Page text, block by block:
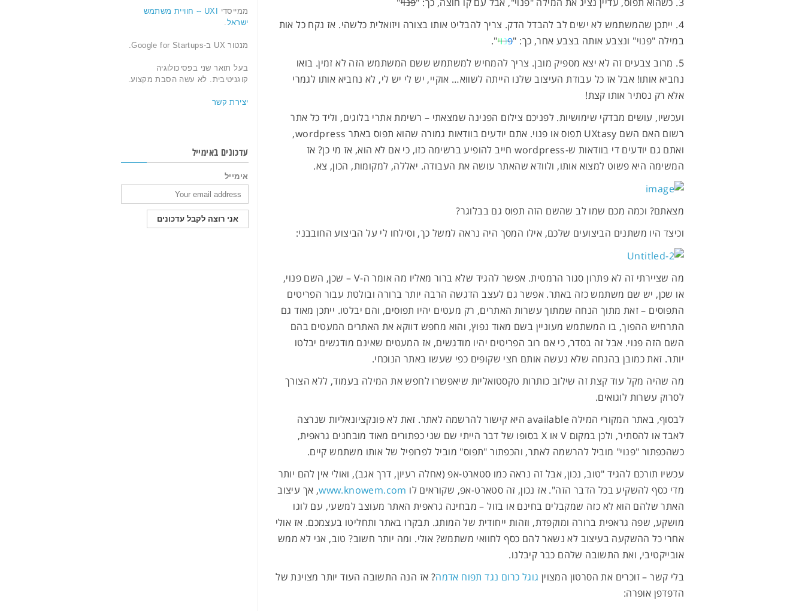
4. ייתכן שהמשתמש לא ישים לב להבדל הדק. צריך להבליט אותו בצורה ויזואלית כלשהי. אז נקח כל אות
במילה "פנוי" ונצבע אותה בצבע אחר, כך: "פנוי".
5. מרוב צבעים זה לא יצא מספיק מובן. צריך להמחיש למשתמש ששם המשתמש הזה לא זמין. בואו
נחביא אותו! אבל אז כל עבודת העיצוב שלנו הייתה לשווא… אוקיי, יש לי יש לי, לא נחביא אותו לגמרי
אלא רק נסתיר אותו קצת!
ועכשיו, עושים מבדקי שימושיות. לפניכם צילום הפנינה שמצאתי – רשימת אתרי בלוגים, וליד כל אתר
רשום האם השם UXtasy תפוס או פנוי. אתם יודעים בוודאות גמורה שהוא תפוס באתר wordpress,
ואתם גם יודעים די בוודאות ש-wordpress חייב להופיע ברשימה כזו, כי אם לא הוא, אז מי כן? אז
המשימה היא פשוט למצוא אותו, ולוודא שהאתר עושה את העבודה. יאללה, למקומות, הכון, צא.
מצאתם? וכמה מכם שמו לב שהשם הזה תפוס גם בבלוגר?
וכיצד היו משתנים הביצועים שלכם, אילו המסך היה נראה למשל כך, וסילחו לי על הביצוע החובבני:
מה שציירתי זה לא פתרון סגור הרמטית. אפשר להגיד שלא ברור מאליו מה אומר ה-V – שכן, השם פנוי,
או שכן, יש שם משתמש כזה באתר. אפשר גם לעצב הדגשה הרבה יותר ברורה ובולטת עבור הפריטים
התפוסים – זאת מתוך הנחה שמתוך עשרות האתרים, רק מעטים יהיו תפוסים, והם יבלטו. ייתכן מאוד גם
התרחיש ההפוך, בו המשתמש מעוניין בשם מאוד נפוץ, והוא מחפש דווקא את האתרים המעטים בהם
השם הזה פנוי. אבל זה בסדר, כי אם רוב הפריטים יהיו מודגשים, אז המעטים שאינם מודגשים יבלטו
יותר. זאת כמובן בהנחה שלא נעשה אותם חצי שקופים כפי שעשו באתר הנוכחי.
מה שהיה מקל עוד קצת זה שילוב כותרות טקסטואליות שיאפשרו לחפש את המילה בעמוד, ללא הצורך
לסרוק עשרות לוגואים.
לבסוף, באתר המקורי המילה available היא קישור להרשמה לאתר. זאת לא פונקציונאליות שנרצה
לאבד או להסתיר, ולכן במקום V או X בסופו של דבר הייתי שם שני כפתורים מאוד מובחנים גראפית,
כשהכפתור "פנוי" מוביל להרשמה לאתר, והכפתור "תפוס" מוביל לפרופיל של אותו משתמש קיים.
עכשיו תורכם להגיד "טוב, נכון, אבל זה נראה כמו סטארט-אפ (אחלה רעיון, דרך אגב), ואולי אין להם יותר
מדי כסף להשקיע בכל הדבר הזה". אז נכון, זה סטארט-אפ, שקוראים לו www.knowem.com, אך עיצוב
האתר שלהם הוא לא כזה שמקבלים בחינם או בזול – מבחינה גראפית האתר מעוצב למשעי, עם לוגו
מושקע, שפה גראפית ברורה ומוקפדת, וזהות ייחודית של המותג. תבקרו באתר ותחליטו בעצמכם. אז אולי
אחרי כל ההשקעה בעיצוב לא נשאר להם כסף לחוואי משתמש? אולי. ומה יותר חשוב? טוב, אני לא ממש
אובייקטיבי, ואת התשובה שלהם כבר קיבלנו.
בלי קשר – זוכרים את הסרטון המצוין גוגל כרום נגד תפוח אדמה? אז הנה התשובה העוד יותר מצוינת של
הדפדפן אופרה:
ממייסדי
UXI -- חוויית משתמש
ישראל.
מנטור UX ב-Google for Startups.
בעל תואר שני בפסיכולוגיה
קוגניטיבית. לא עשה הסבת מקצוע.
יצירת קשר
עדכונים באימייל
אימייל